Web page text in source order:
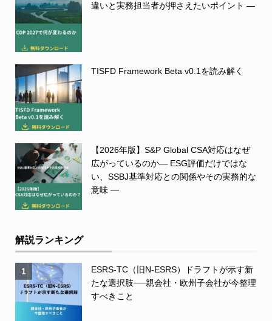
違いと実務担当者が押さえたいポイント ―
TISFD Framework Beta v0.1を読み解く
【2026年版】S&P Global CSA対応はなぜ
広がっているのか― ESG評価だけではな
い、SSBJ基準対応との関係やその実務的な
意味 ―
解説ランキング
1
ESRS-TC（旧N-ESRS）ドラフトが示す新
たな選択肢──親会社・欧州子会社が今整理
すべきこと